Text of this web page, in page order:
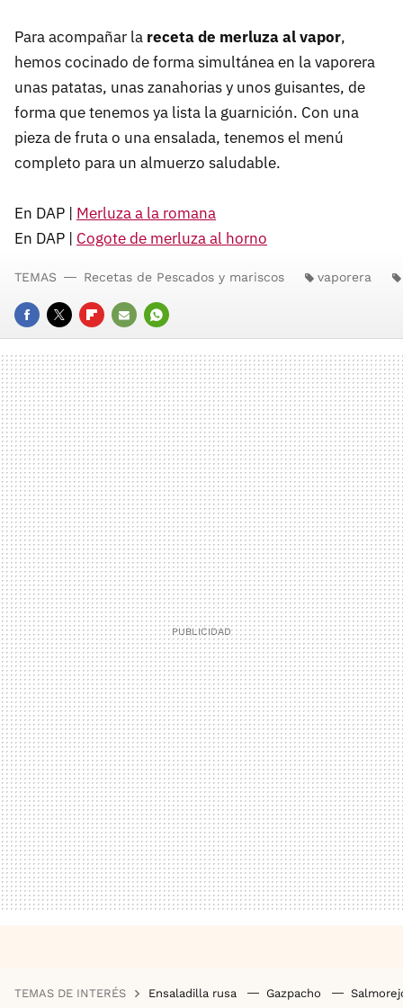
Para acompañar la receta de merluza al vapor,
hemos cocinado de forma simultánea en la vaporera
unas patatas, unas zanahorias y unos guisantes, de
forma que tenemos ya lista la guarnición. Con una
pieza de fruta o una ensalada, tenemos el menú
completo para un almuerzo saludable.
En DAP | Merluza a la romana
En DAP | Cogote de merluza al horno
FACEBOOK
TWITTERFLIPBOARD
E-
MAIL
WHATSAPP
TEMAS Recetas de Pescados y mariscos vaporera
TEMAS DE INTERÉS Ensaladilla rusa Gazpacho